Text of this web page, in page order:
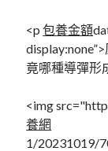
<p包養金額
竟哪種導彈形
<img
養網
1/20231019/